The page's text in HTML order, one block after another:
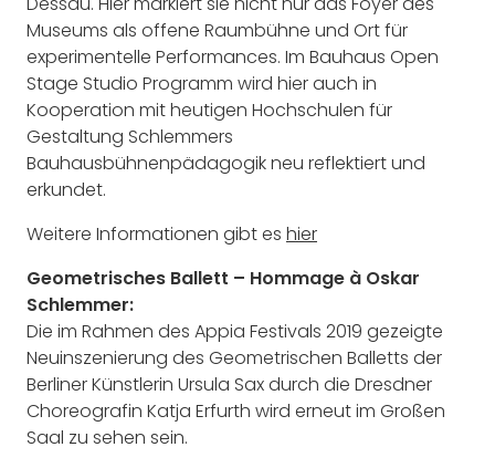
Museums als offene Raumbühne und Ort für
experimentelle Performances. Im Bauhaus Open
Stage Studio Programm wird hier auch in
Kooperation mit heutigen Hochschulen für
Gestaltung Schlemmers
Bauhausbühnenpädagogik neu reflektiert und
erkundet.
Weitere Informationen gibt es hier
Geometrisches Ballett – Hommage à Oskar
Schlemmer:
Die im Rahmen des Appia Festivals 2019 gezeigte
Neuinszenierung des Geometrischen Balletts der
Berliner Künstlerin Ursula Sax durch die Dresdner
Choreografin Katja Erfurth wird erneut im Großen
Saal zu sehen sein.